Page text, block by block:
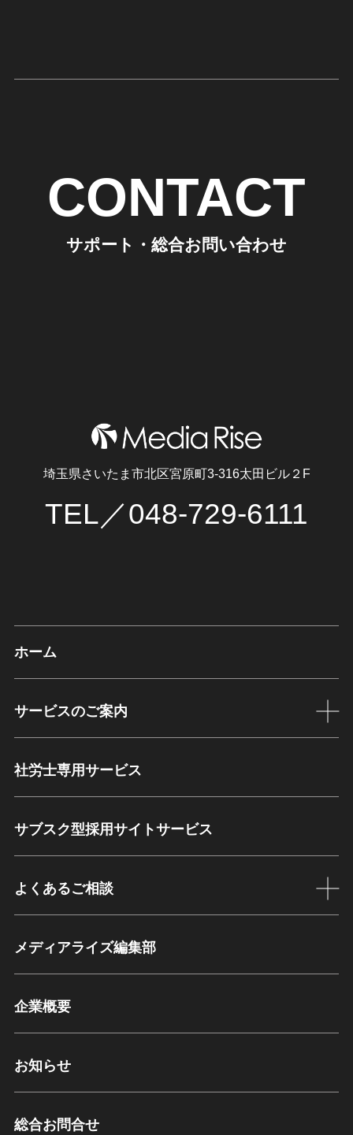
CONTACT
サポート・総合お問い合わせ
埼玉県さいたま市北区宮原町3-316太田ビル２F
TEL／048-729-6111
ホーム
サービスのご案内
社労士専用サービス
サブスク型採用サイトサービス
よくあるご相談
メディアライズ編集部
企業概要
お知らせ
総合お問合せ